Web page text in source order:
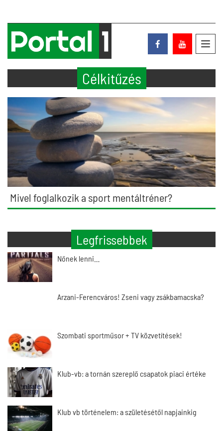
Célkitűzés
Mivel foglalkozik a sport mentáltréner?
Legfrissebbek
Nőnek lenni…
Arzani-Ferencváros! Zseni vagy zsákbamacska?
Szombati sportműsor + TV közvetítések!
Klub-vb: a tornán szereplő csapatok piaci értéke
Klub vb történelem: a születésétől napjainkig